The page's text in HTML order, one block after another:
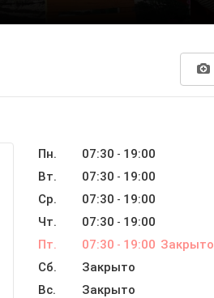
Пн. 07:30 - 19:00
Вт.
07:30 - 19:00
Ср.
07:30 - 19:00
Чт.
07:30 - 19:00
Пт.
07:30 - 19:00 Закрыто
Сб.
Закрыто
Вс.
Закрыто